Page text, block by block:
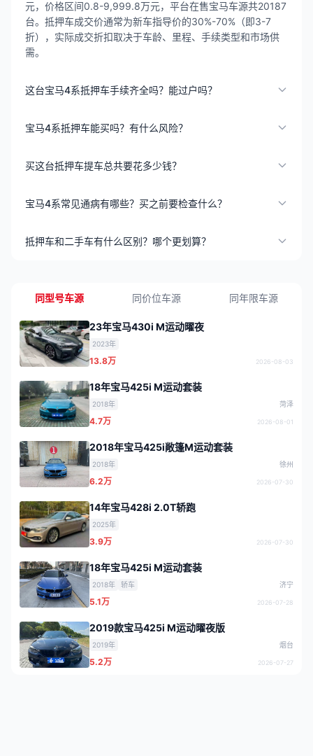
元，价格区间0.8-9,999.8万元，平台在售宝马车源共20187
台。抵押车成交价通常为新车指导价的30%-70%（即3-7
折），实际成交折扣取决于车龄、里程、手续类型和市场供
需。
这台宝马4系抵押车手续齐全吗？能过户吗？
宝马4系抵押车能买吗？有什么风险？
买这台抵押车提车总共要花多少钱？
宝马4系常见通病有哪些？买之前要检查什么？
抵押车和二手车有什么区别？哪个更划算？
同型号车源 同价位车源 同年限车源
23年宝马430i M运动曜夜
2023年
13.8万 2026-08-03
18年宝马425i M运动套装
2018年 菏泽
4.7万 2026-08-01
2018年宝马425i敞篷M运动套装
2018年 徐州
6.2万 2026-07-30
14年宝马428i 2.0T轿跑
2025年
3.9万 2026-07-30
18年宝马425i M运动套装
2018年 轿车 济宁
5.1万 2026-07-28
2019款宝马425i M运动曜夜版
2019年 烟台
5.2万 2026-07-27